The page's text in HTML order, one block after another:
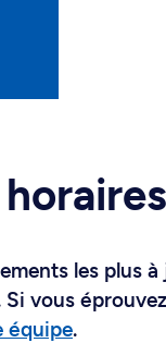
les plus
Si vous
équipe.